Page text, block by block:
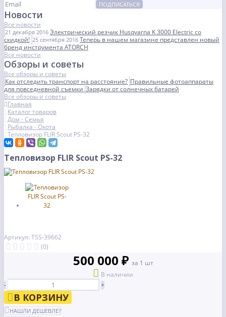
ПОДПИСАТЬСЯ
Новости
Все новости
21 декабря 2016 Электрический резчик Husqvarna K 3000 Electric со
скидкой! 25 сентября 2016 Теперь в нашем магазине представлен новый
бренд инструмента ATORCH
Все новости
Обзоры и советы
Все обзоры и советы
Как отследить транспорт на расстояние? Правильные фотоаппараты
для повседневной съемкиЗарядки от солнечных батарей
Все обзоры и советы
Главная
Каталог товаров
Дом - Семья
Рыбалка - Охота
Тепловизор FLIR Scout PS-32
Тепловизор FLIR Scout PS-32
Артикул: TSS-39662
(0)
500 000 ₽ за 1 шт
В наличии
-
+
В КОРЗИНУ
НАШЛИ ДЕШЕВЛЕ?